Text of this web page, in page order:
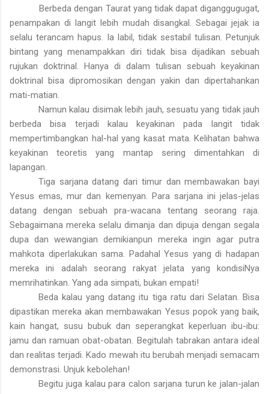
Berbeda dengan Taurat yang tidak dapat diganggugugat,
penampakan di langit lebih mudah disangkal. Sebagai jejak ia
selalu terancam hapus. Ia labil, tidak sestabil tulisan. Petunjuk
bintang yang menampakkan diri tidak bisa dijadikan sebuah
rujukan doktrinal. Hanya di dalam tulisan sebuah keyakinan
doktrinal bisa dipromosikan dengan yakin dan dipertahankan
mati-matian.
Namun kalau disimak lebih jauh, sesuatu yang tidak jauh
berbeda bisa terjadi kalau keyakinan pada langit tidak
mempertimbangkan hal-hal yang kasat mata. Kelihatan bahwa
keyakinan teoretis yang mantap sering dimentahkan di
lapangan.
Tiga sarjana datang dari timur dan membawakan bayi
Yesus emas, mur dan kemenyan. Para sarjana ini jelas-jelas
datang dengan sebuah pra-wacana tentang seorang raja.
Sebagaimana mereka selalu dimanja dan dipuja dengan segala
dupa dan wewangian demikianpun mereka ingin agar putra
mahkota diperlakukan sama. Padahal Yesus yang di hadapan
mereka ini adalah seorang rakyat jelata yang kondisiNya
memrihatinkan. Yang ada simpati, bukan empati!
Beda kalau yang datang itu tiga ratu dari Selatan. Bisa
dipastikan mereka akan membawakan Yesus popok yang baik,
kain hangat, susu bubuk dan seperangkat keperluan ibu-ibu:
jamu dan ramuan obat-obatan. Begitulah tabrakan antara ideal
dan realitas terjadi. Kado mewah itu berubah menjadi semacam
demonstrasi. Unjuk kebolehan!
Begitu juga kalau para calon sarjana turun ke jalan-jalan